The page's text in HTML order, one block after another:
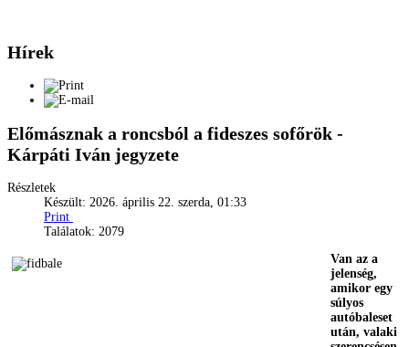
Hírek
Előmásznak a roncsból a fideszes sofőrök -
Kárpáti Iván jegyzete
Részletek
Készült: 2026. április 22. szerda, 01:33
Print
Találatok: 2079
Van az a
jelenség,
amikor egy
súlyos
autóbaleset
után, valaki